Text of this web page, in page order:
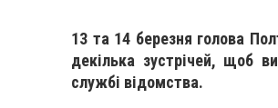
13 та 14 березня голова
декілька зустрічей, щоб
службі відомства.